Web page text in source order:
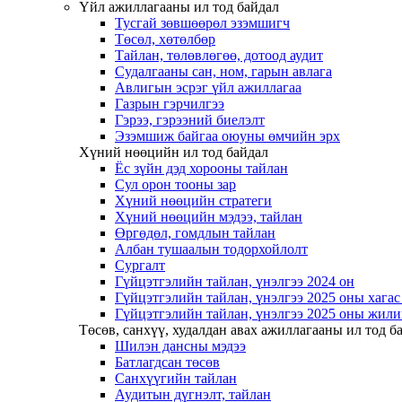
Үйл ажиллагааны ил тод байдал
Тусгай зөвшөөрөл эзэмшигч
Төсөл, хөтөлбөр
Тайлан, төлөвлөгөө, дотоод аудит
Судалгааны сан, ном, гарын авлага
Авлигын эсрэг үйл ажиллагаа
Газрын гэрчилгээ
Гэрээ, гэрээний биелэлт
Эзэмшиж байгаа оюуны өмчийн эрх
Хүний нөөцийн ил тод байдал
Ёс зүйн дэд хорооны тайлан
Сул орон тооны зар
Хүний нөөцийн стратеги
Хүний нөөцийн мэдээ, тайлан
Өргөдөл, гомдлын тайлан
Албан тушаалын тодорхойлолт
Сургалт
Гүйцэтгэлийн тайлан, үнэлгээ 2024 он
Гүйцэтгэлийн тайлан, үнэлгээ 2025 оны
Гүйцэтгэлийн тайлан, үнэлгээ 2025 оны
Төсөв, санхүү, худалдан авах ажиллагааны ил тод
Шилэн дансны мэдээ
Батлагдсан төсөв
Санхүүгийн тайлан
Аудитын дүгнэлт, тайлан